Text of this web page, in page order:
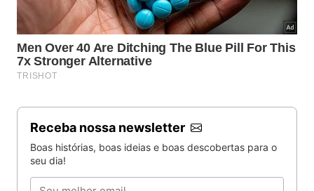
Receba nossa newsletter
Boas histórias, boas ideias e boas descobertas para o
seu dia!
Email